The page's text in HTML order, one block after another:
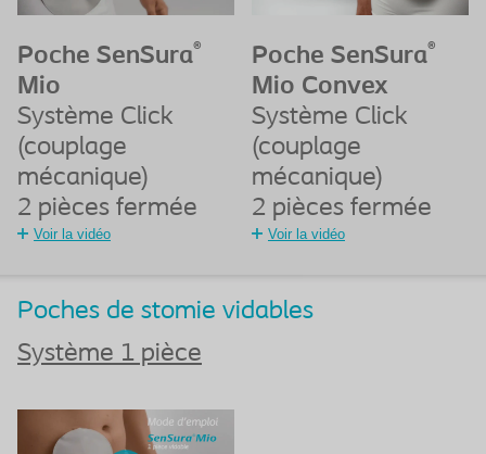
Poche SenSura®
Mio
Système Click
(couplage
mécanique)
2 pièces fermée
Voir la vidéo
Poche SenSura®
Mio Convex
Système Click
(couplage
mécanique)
2 pièces fermée
Voir la vidéo
Poches de stomie vidables
Système 1 pièce